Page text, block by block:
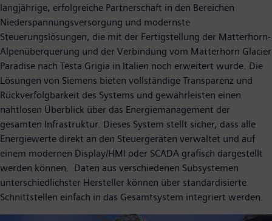
langjährige, erfolgreiche Partnerschaft in den Bereichen
Niederspannungsversorgung und modernste
Steuerungslösungen, die mit der Fertigstellung der Matterhorn-
Alpenüberquerung und der Verbindung vom Matterhorn Glacier
Paradise nach Testa Grigia in Italien noch erweitert wurde. Die
Lösungen von Siemens bieten vollständige Transparenz und
Rückverfolgbarkeit des Systems und gewährleisten einen
nahtlosen Überblick über das Energiemanagement der
gesamten Infrastruktur. Dieses System stellt sicher, dass alle
Energiewerte direkt an den Steuergeräten verwaltet und auf
einem modernen Display/HMI oder SCADA grafisch dargestellt
werden können. Daten aus verschiedenen Subsystemen
unterschiedlichster Hersteller können über standardisierte
Schnittstellen einfach in das Gesamtsystem integriert werden.